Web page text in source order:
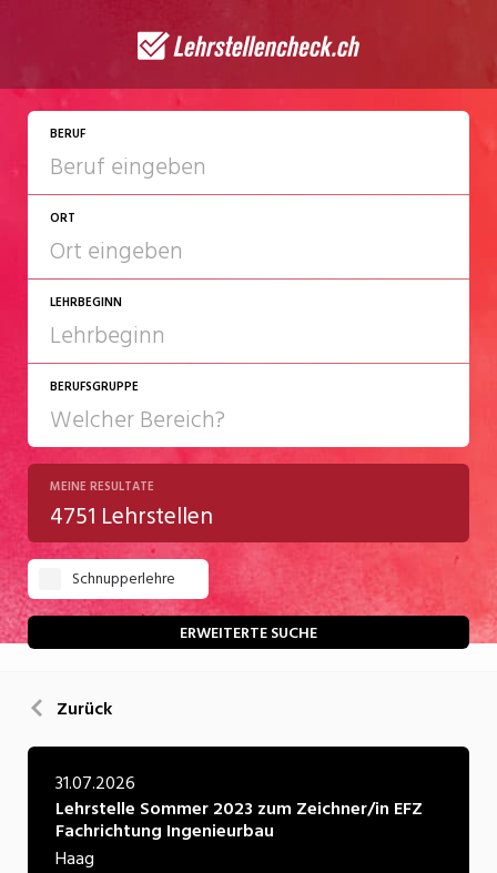
BERUF
ORT
LEHRBEGINN
2027
2028
BERUFSGRUPPE
Chemie/Pharma
Gastgewerbe
Gesundheit/Pflege/Soziales
Handwerk/Technik
Kultur
Natur
Verkehr/Logistik
MEINE RESULTATE
4751 Lehrstellen
Schnupperlehre
ERWEITERTE SUCHE
Zurück
31.07.2026
Lehrstelle Sommer 2023 zum Zeichner/in EFZ
Fachrichtung Ingenieurbau
Haag